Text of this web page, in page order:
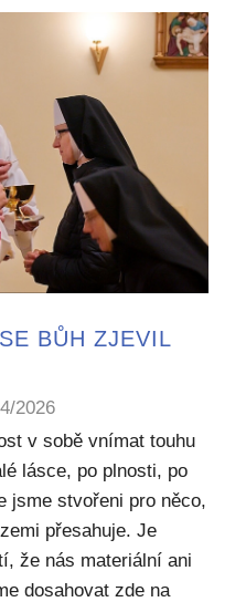
BŮH ZJEVIL
2026
v sobě vnímat touhu
lásce, po plnosti, po
jsme stvořeni pro něco,
přesahuje. Je
že nás materiální ani
dosahovat zde na